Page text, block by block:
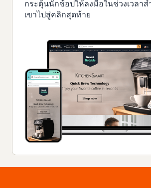
กระตุ้นนักช้อปให้ลงมือในช่วงเวลา
เขาไปสู่คลิกสุดท้าย